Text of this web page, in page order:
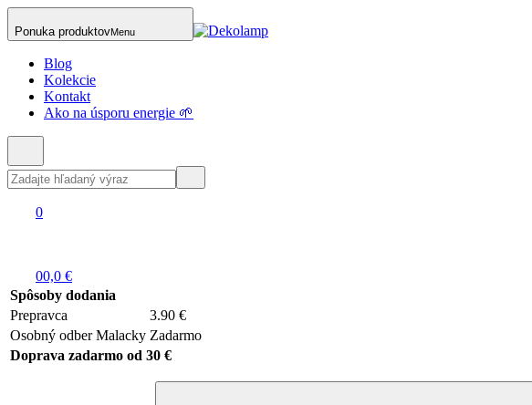
Ponuka produktovMenu
Blog
Kolekcie
Kontakt
Ako na úsporu energie 🌱
0
00,0 €
Spôsoby dodania
Prepravca
3.90 €
Osobný odber Malacky Zadarmo
Doprava zadarmo od 30 €